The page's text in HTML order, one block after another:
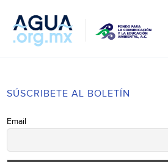
SÚSCRIBETE AL BOLETÍN
Email